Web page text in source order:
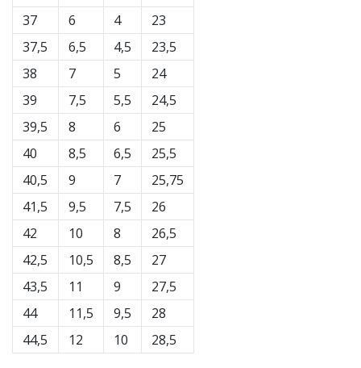
37
37,5
38
39
39,5
40
40,5
41,5
42
42,5
43,5
44
44,5
6
6,5
7
7,5
8
8,5
9
9,5
10
10,5
11
11,5
12
4
4,5
5
5,5
6
6,5
7
7,5
8
8,5
9
9,5
10
23
23,5
24
24,5
25
25,5
25,75
26
26,5
27
27,5
28
28,5